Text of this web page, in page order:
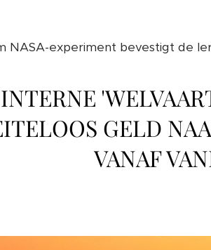
NASA-experiment bevestigt de
INTERNE
GELD
VANAF